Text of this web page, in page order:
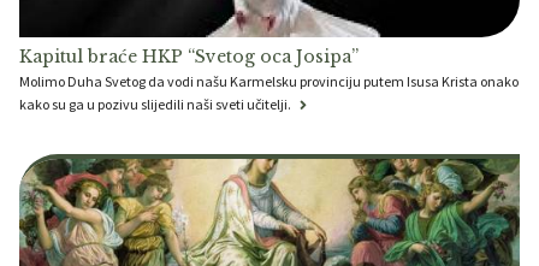
Kapitul braće HKP “Svetog oca Josipa”
Molimo Duha Svetog da vodi našu Karmelsku provinciju putem Isusa Krista onako
kako su ga u pozivu slijedili naši sveti učitelji.